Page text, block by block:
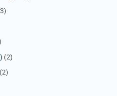
(2)
(2)